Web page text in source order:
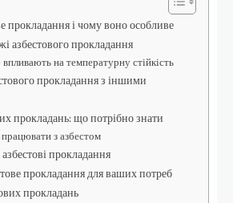
прокладання і чому воно особливе
азбестового прокладання
на температурну стійкість
прокладання з іншими
прокладань: що потрібно знати
з азбестом
прокладання
прокладання для ваших потреб
прокладань